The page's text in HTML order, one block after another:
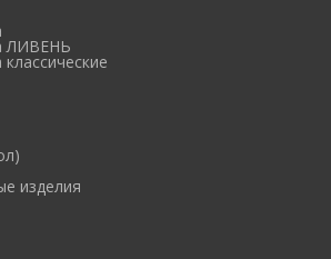
ЛИВЕНЬ
изделия